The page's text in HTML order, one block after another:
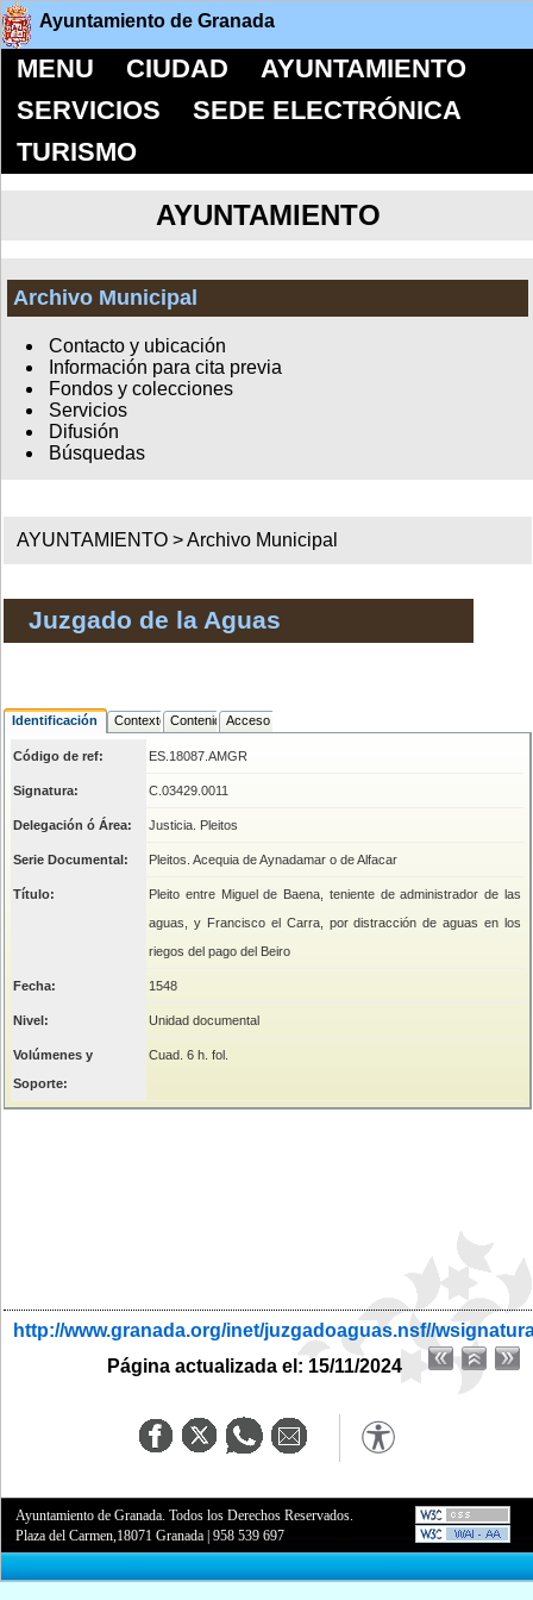
Ayuntamiento de Granada
MENU CIUDAD
AYUNTAMIENTO
SERVICIOS
SEDE ELECTRÓNICA
TURISMO
AYUNTAMIENTO
Archivo Municipal
Contacto y ubicación
Información para cita previa
Fondos y colecciones
Servicios
Difusión
Búsquedas
AYUNTAMIENTO >Archivo Municipal
Juzgado de la Aguas
Identificación Contexto ContenidoAcceso
Código de ref: ES.18087.AMGR
Signatura: C.03429.0011
Delegación ó Área: Justicia. Pleitos
Serie Documental: Pleitos. Acequia de Aynadamar o de Alfacar
Título:
Pleito entre Miguel de Baena, teniente de administrador de las
aguas, y Francisco el Carra, por distracción de aguas en los
riegos del pago del Beiro
Fecha: 1548
Nivel: Unidad documental
Volúmenes y
Soporte:
Cuad. 6 h. fol.
http://www.granada.org/inet/juzgadoaguas.nsf//
Página actualizada el: 15/11/2024
Ayuntamiento de Granada. Todos los Derechos Reservados.
Plaza del Carmen,18071 Granada |958 539 697